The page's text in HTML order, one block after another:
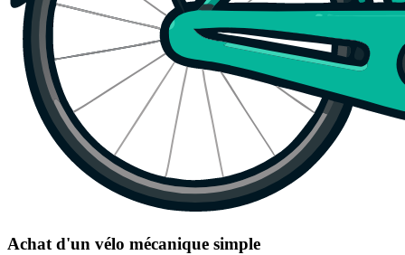
Achat d'un vélo mécanique simple